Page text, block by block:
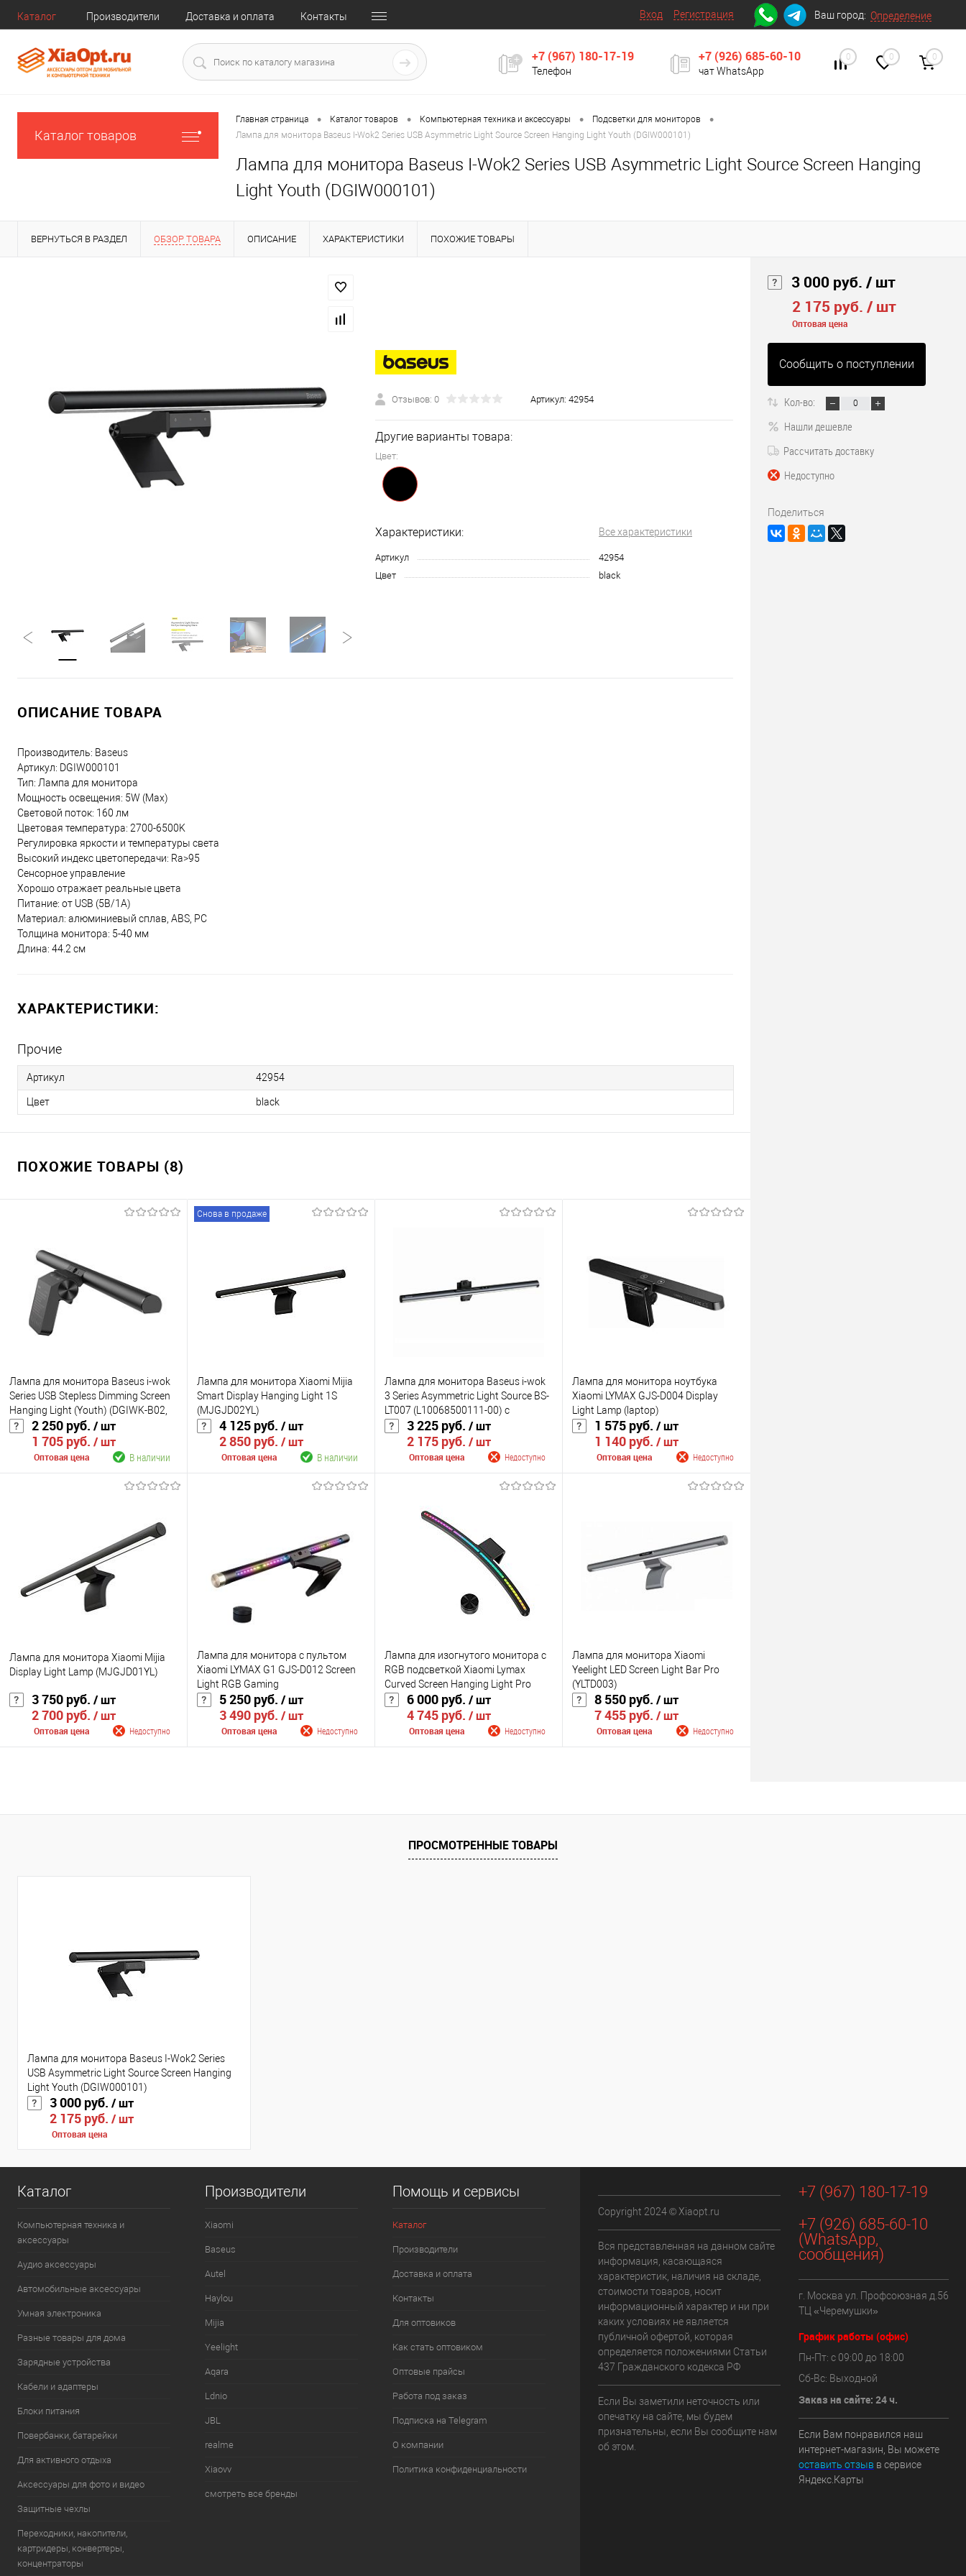
Каталог Производители Доставка и оплата Контакты Вход Регистрация Ваш город: Определение
+7 (967) 180-17-19
Телефон
+7 (926) 685-60-10
чат WhatsApp
0 0 0
Каталог товаров
Главная страница • Каталог товаров • Компьютерная техника и аксессуары • Подсветки для мониторов •
Лампа для монитора Baseus I-Wok2 Series USB Asymmetric Light Source Screen Hanging Light Youth (DGIW000101)
Лампа для монитора Baseus I-Wok2 Series USB Asymmetric Light Source Screen Hanging
Light Youth (DGIW000101)
ВЕРНУТЬСЯ В РАЗДЕЛ ОБЗОР ТОВАРА ОПИСАНИЕ ХАРАКТЕРИСТИКИ ПОХОЖИЕ ТОВАРЫ
Отзывов: 0 Артикул: 42954
Другие варианты товара:
Цвет:
Характеристики: Все характеристики
Артикул
42954
Цвет
black
ОПИСАНИЕ ТОВАРА
Производитель: Baseus
Артикул: DGIW000101
Тип: Лампа для монитора
Мощность освещения: 5W (Max)
Световой поток: 160 лм
Цветовая температура: 2700-6500K
Регулировка яркости и температуры света
Высокий индекс цветопередачи: Ra>95
Сенсорное управление
Хорошо отражает реальные цвета
Питание: от USB (5В/1А)
Материал: алюминиевый сплав, ABS, PC
Толщина монитора: 5-40 мм
Длина: 44.2 см
ХАРАКТЕРИСТИКИ:
Прочие
Артикул 42954
Цвет black
ПОХОЖИЕ ТОВАРЫ (8)
Лампа для монитора Baseus i-wok
Series USB Stepless Dimming Screen
Hanging Light (Youth) (DGIWK-B02,
DGIWK-B01)
2 250 руб. / шт
1 705 руб. / шт
Оптовая цена В наличии
В избранное
В наличии
Цвет
Снова в продаже
Лампа для монитора Xiaomi Mijia
Smart Display Hanging Light 1S
(MJGJD02YL)
4 125 руб. / шт
2 850 руб. / шт
Оптовая цена В наличии
В избранное
В наличии
Цвет
Лампа для монитора Baseus i-wok
3 Series Asymmetric Light Source BS-
LT007 (L10068500111-00) с
магнитным креплением
3 225 руб. / шт
2 175 руб. / шт
Оптовая цена Недоступно
К сравнению
Недоступно
Лампа для монитора ноутбука
Xiaomi LYMAX GJS-D004 Display
Light Lamp (laptop)
1 575 руб. / шт
1 140 руб. / шт
Оптовая цена Недоступно
В избранное
Лампа для монитора Xiaomi Mijia
Display Light Lamp (MJGJD01YL)
3 750 руб. / шт
2 700 руб. / шт
Оптовая цена Недоступно
Лампа для монитора с пультом
Xiaomi LYMAX G1 GJS-D012 Screen
Light RGB Gaming
5 250 руб. / шт
3 490 руб. / шт
Оптовая цена Недоступно
Лампа для изогнутого монитора с
RGB подсветкой Xiaomi Lymax
Curved Screen Hanging Light Pro
(GJS-D010)
6 000 руб. / шт
4 745 руб. / шт
Оптовая цена Недоступно
Лампа для монитора Xiaomi
Yeelight LED Screen Light Bar Pro
(YLTD003)
8 550 руб. / шт
7 455 руб. / шт
Оптовая цена Недоступно
3 000 руб. / шт
2 175 руб. / шт
Оптовая цена
Сообщить о поступлении
Кол-во:
Нашли дешевле
Рассчитать доставку
Недоступно
Поделиться
ПРОСМОТРЕННЫЕ ТОВАРЫ
Лампа для монитора Baseus I-Wok2 Series
USB Asymmetric Light Source Screen Hanging
Light Youth (DGIW000101)
3 000 руб. / шт
2 175 руб. / шт
Оптовая цена
Каталог
Компьютерная техника и
аксессуары
Аудио аксессуары
Автомобильные аксессуары
Умная электроника
Разные товары для дома
Зарядные устройства
Кабели и адаптеры
Блоки питания
Повербанки, батарейки
Для активного отдыха
Аксессуары для фото и видео
Защитные чехлы
Переходники, накопители,
картридеры, конвертеры,
концентраторы
Производители
Xiaomi
Baseus
Autel
Haylou
Mijia
Yeelight
Aqara
Ldnio
JBL
realme
Xiaovv
смотреть все бренды
Помощь и сервисы
Каталог
Производители
Доставка и оплата
Контакты
Для оптовиков
Как стать оптовиком
Оптовые прайсы
Работа под заказ
Подписка на Telegram
О компании
Политика конфиденциальности
Copyright 2024 © Xiaopt.ru
Вся представленная на данном сайте
информация, касающаяся
характеристик, наличия на складе,
стоимости товаров, носит
информационный характер и ни при
каких условиях не является
публичной офертой, которая
определяется положениями Статьи
437 Гражданского кодекса РФ
Если Вы заметили неточность или
опечатку на сайте, мы будем
признательны, если Вы сообщите нам
об этом.
+7 (967) 180-17-19
+7 (926) 685-60-10
(WhatsApp,
сообщения)
г. Москва ул. Профсоюзная д.56
ТЦ «Черемушки»
График работы (офис)
Пн-Пт: с 09:00 до 18:00
Сб-Вс: Выходной
Заказ на сайте: 24 ч.
Если Вам понравился наш
интернет-магазин, Вы можете
оставить отзыв в сервисе
Яндекс.Карты